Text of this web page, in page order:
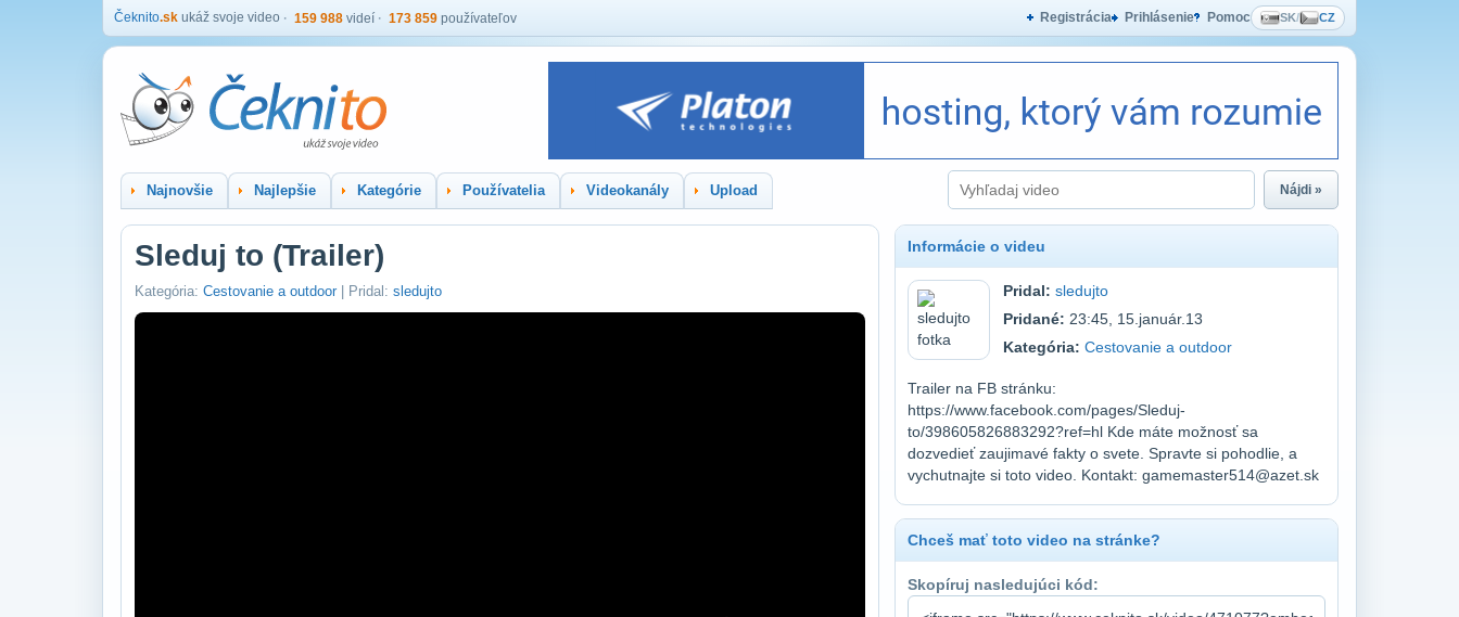
Čeknito.sk ukáž svoje video 159 988 videí 173 859 používateľov Registrácia Prihlásenie Pomoc SK/ CZ
Najnovšie Najlepšie Kategórie Používatelia Videokanály Upload Nájdi »
Sleduj to (Trailer)
Kategória: Cestovanie a outdoor | Pridal: sledujto
Informácie o videu
Pridal: sledujto
Pridané: 23:45, 15.január.13
Kategória: Cestovanie a outdoor
Trailer na FB stránku:
https://www.facebook.com/pages/Sleduj-
to/398605826883292?ref=hl Kde máte možnosť sa
dozvedieť zaujimavé fakty o svete. Spravte si pohodlie, a
vychutnajte si toto video. Kontakt: gamemaster514@azet.sk
Chceš mať toto video na stránke?
Skopíruj nasledujúci kód: